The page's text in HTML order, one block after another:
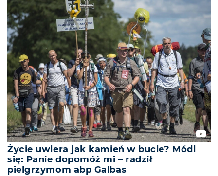
Życie uwiera jak kamień w bucie? Módl
się: Panie dopomóż mi – radził
pielgrzymom abp Galbas